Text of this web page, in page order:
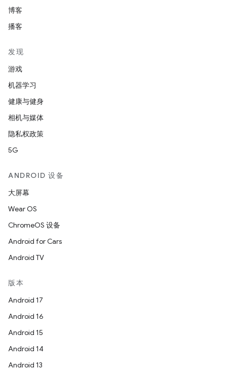
博客
播客
发现
游戏
机器学习
健康与健身
相机与媒体
隐私权政策
5G
ANDROID 设备
大屏幕
Wear OS
ChromeOS 设备
Android for Cars
Android TV
版本
Android 17
Android 16
Android 15
Android 14
Android 13